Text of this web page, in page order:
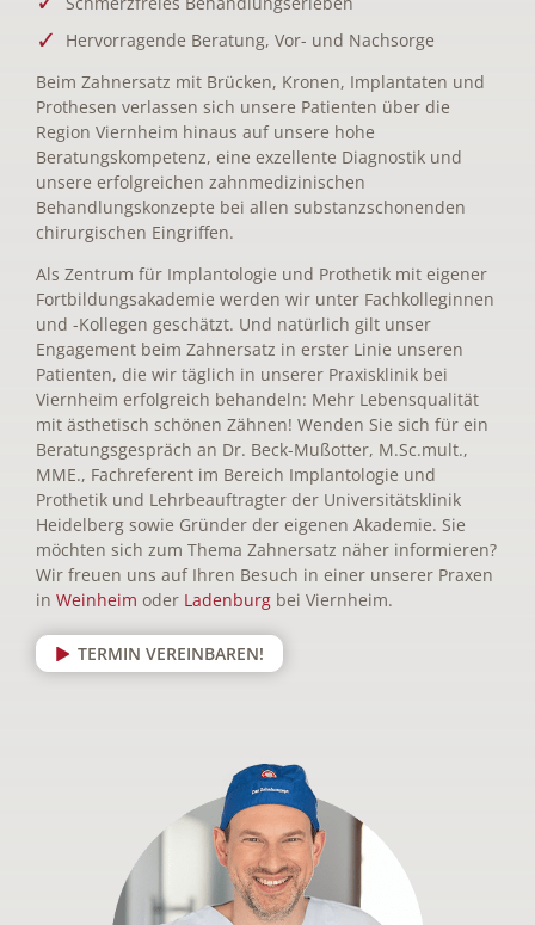
Hervorragende Beratung, Vor- und Nachsorge
Beim Zahnersatz mit Brücken, Kronen, Implantaten und
Prothesen verlassen sich unsere Patienten über die
Region Viernheim hinaus auf unsere hohe
Beratungskompetenz, eine exzellente Diagnostik und
unsere erfolgreichen zahnmedizinischen
Behandlungskonzepte bei allen substanzschonenden
chirurgischen Eingriffen.
Als Zentrum für Implantologie und Prothetik mit eigener
Fortbildungsakademie werden wir unter Fachkolleginnen
und -Kollegen geschätzt. Und natürlich gilt unser
Engagement beim Zahnersatz in erster Linie unseren
Patienten, die wir täglich in unserer Praxisklinik bei
Viernheim erfolgreich behandeln: Mehr Lebensqualität
mit ästhetisch schönen Zähnen! Wenden Sie sich für ein
Beratungsgespräch an Dr. Beck-Mußotter, M.Sc.mult.,
MME., Fachreferent im Bereich Implantologie und
Prothetik und Lehrbeauftragter der Universitätsklinik
Heidelberg sowie Gründer der eigenen Akademie. Sie
möchten sich zum Thema Zahnersatz näher informieren?
Wir freuen uns auf Ihren Besuch in einer unserer Praxen
in Weinheim oder Ladenburg bei Viernheim.
TERMIN VEREINBAREN!